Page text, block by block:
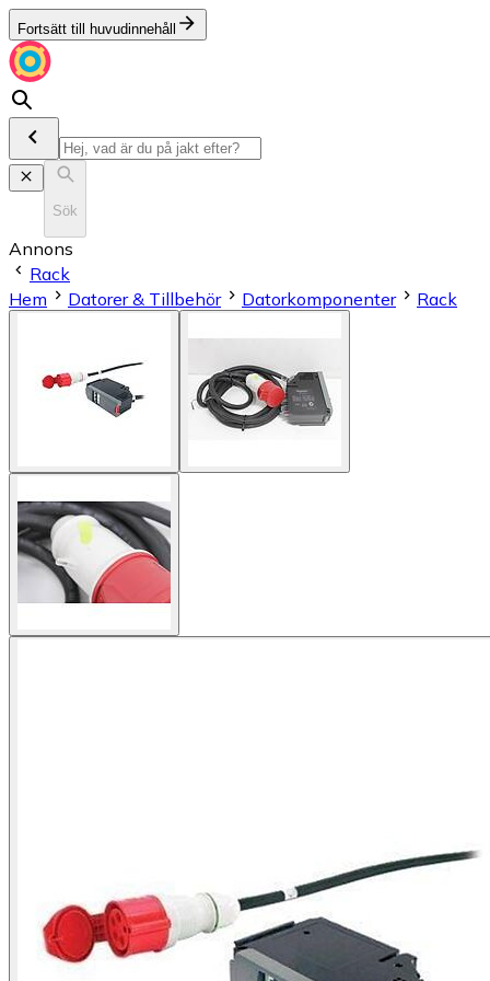
Fortsätt till huvudinnehåll
Sök
Annons
Rack
Hem
Datorer & Tillbehör Datorkomponenter Rack